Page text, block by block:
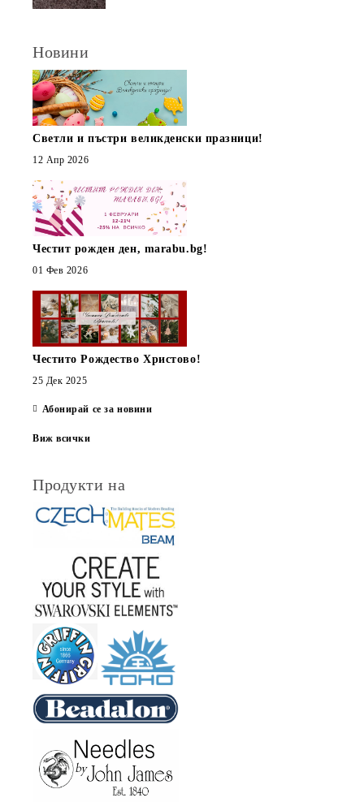
Новини
Светли и пъстри великденски празници!
12 Апр 2026
Честит рожден ден, marabu.bg!
01 Фев 2026
Честито Рождество Христово!
25 Дек 2025
Абонирай се за новини
Виж всички
Продукти на